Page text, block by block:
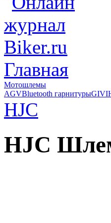
Главная
Мотошлемы
AGVBluetooth гарнитурыGIVI
HJC
HJC